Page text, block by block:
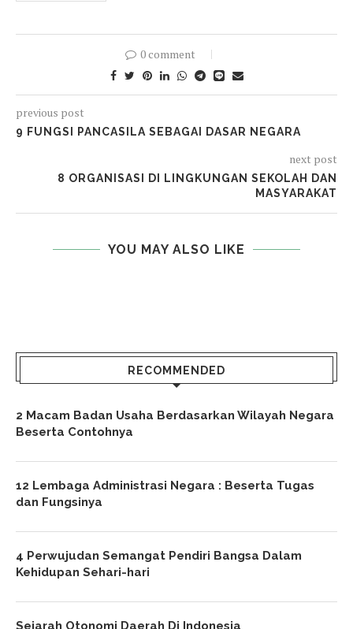
0 comment
previous post
9 FUNGSI PANCASILA SEBAGAI DASAR NEGARA
next post
8 ORGANISASI DI LINGKUNGAN SEKOLAH DAN
MASYARAKAT
YOU MAY ALSO LIKE
RECOMMENDED
2 Macam Badan Usaha Berdasarkan Wilayah Negara
Beserta Contohnya
12 Lembaga Administrasi Negara : Beserta Tugas
dan Fungsinya
4 Perwujudan Semangat Pendiri Bangsa Dalam
Kehidupan Sehari-hari
Sejarah Otonomi Daerah Di Indonesia